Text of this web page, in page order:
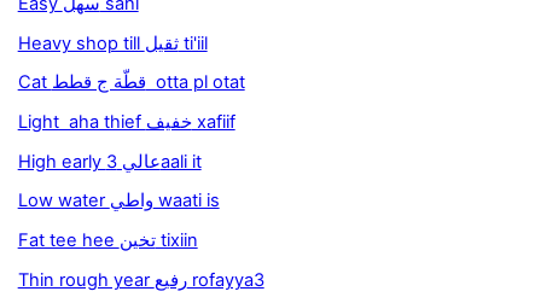
Heavy shop till ثقيل ti'iil
Cat قطّة ج قطط otta pl otat
Light aha thief خفيف xafiif
High early عالي 3aali it
Low water واطي waati is
Fat tee hee تخين tixiin
Thin rough year رفيع rofayya3